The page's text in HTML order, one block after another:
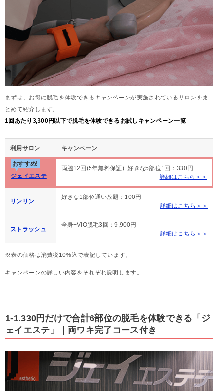
まずは、お得に脱毛を体験できるキャンペーンが実施されているサロンをま
とめて紹介します。
1回あたり3,300円以下で脱毛を体験できるお試しキャンペーン一覧
利用サロン キャンペーン
おすすめ!
ジェイエステ
両脇12回(5年無料保証)+好きな5部位1回：330円
詳細はこちら＞＞
リンリン
好きな1部位通い放題：100円
詳細はこちら＞＞
ストラッシュ
全身+VIO脱毛3回：9,900円
詳細はこちら＞＞
※表の価格は消費税10%込で表記しています。
キャンペーンの詳しい内容をそれぞれ説明します。
1-1.330円だけで合計6部位の脱毛を体験できる「ジ
ェイエステ」｜両ワキ完了コース付き